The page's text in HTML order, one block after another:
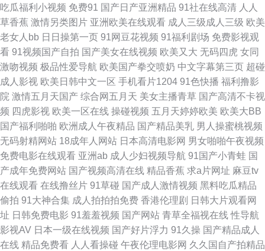
白丝在线 午夜影院入口 91视频观看 成人含羞草视频 精东麻豆日韩 欧美孕妇
性爱 无码熟妇人妻AV 成人a级网 另类av不卡 天堂影音AV无码 91视频合集
国产超碰青青草 老司机色av 欧美玖玖爱111 成人性交生活影视 日本性爱少
妇 超碰97人妻人人 美女电影 五月天成人导航 www大香蕉n 久久精品国产亚
州 日韩A级视频网站 亚洲天堂免费 99艹艹 国产乱乱一区二区 婷婷色色资源
网站 www精品久久 久草热久操 日韩视频区 91玖玖 海角传媒AV 欧美色图
21p 午夜伦理欧美 91系列在线 福利夜导航 色五月超碰 97人人爽人人爽 久久
草青青草av 日韩欧美性 中日韩三级片 豆花AV在视 久久人人妻 日美女BB 中
吃瓜福利小视频 免费91 国产日产亚洲精品 91社在线高清 人人
草香蕉 激情另类图片 亚洲欧美在线观看 成人三级成人三级 欧美
老女人bb 日日操第一页 91网豆花视频 91福利剧场 免费影视观
看 91视频国产自拍 国产美女在线视频 欧美又大 无码四虎 女同
激吻视频 极品性爱导航 欧美国产拳交喷奶 中文字幕第三页 超碰
成人影视 欧美日韩中文一区 手机看片1204 91色快播 福利撸影
院 激情五月天国产 综合网五月天 美女主播青草 国产高清不卡视
频 四虎影视 欧美一区在线 操碰视频 五月天婷婷欧美 欧美大BB
国产福利啪啪 欧洲成人午夜精品 国产精品美乳 男人操蜜桃视频
无码射精网站 18成年人网站 日本高清电影网 男女啪啪午夜视频
免费电影在线观看 亚洲ab 成人少妇视频导航 91国产小青蛙 国
产成年免费网站 国产视频高清在线 精品香蕉 求a片网址 麻豆tv
在线观看 在线撸丝片 91草碰 国产成人激情视频 黑料吃瓜精品
偷拍 91大神合集 成人拍拍拍免费 香港伦理剧 日韩大片观看网
址 日韩免费电影 91羞羞视频 国产网站 青草全福视在线 性导航
影视AV 日本一级在线视频 国产好片浮力 91久操 国产精品成人
在线 精品免费看 人人看操碰 午夜伦理电影网 久久国自产拍精品